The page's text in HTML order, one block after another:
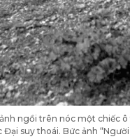
ngồi trên nóc một chiếc
suy thoái. Bức ảnh